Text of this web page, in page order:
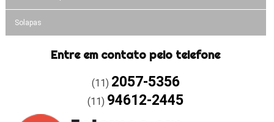
Solapas
Entre em contato pelo telefone
(11) 2057-5356
(11) 94612-2445